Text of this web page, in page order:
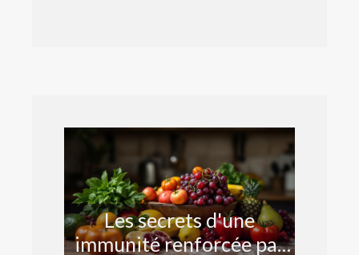
Les secrets d'une
immunité renforcée par